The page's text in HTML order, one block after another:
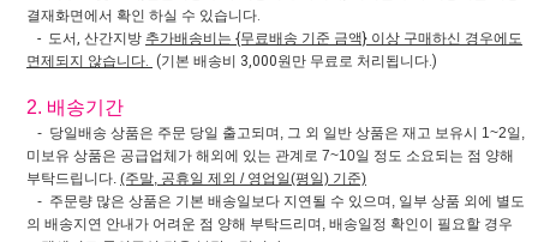
결재화면에서 확인 하실 수 있습니다.
- 도서, 산간지방 추가배송비는 {무료배송 기준 금액} 이상 구매하신 경우에도
면제되지 않습니다. (기본 배송비 3,000원만 무료로 처리됩니다.)
2. 배송기간
- 당일배송 상품은 주문 당일 출고되며, 그 외 일반 상품은 재고 보유시 1~2일,
미보유 상품은 공급업체가 해외에 있는 관계로 7~10일 정도 소요되는 점 양해
부탁드립니다. (주말, 공휴일 제외 / 영업일(평일) 기준)
- 주문량 많은 상품은 기본 배송일보다 지연될 수 있으며, 일부 상품 외에 별도
의 배송지연 안내가 어려운 점 양해 부탁드리며, 배송일정 확인이 필요할 경우